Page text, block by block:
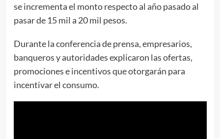
se incrementa el monto respecto al año pasado al
pasar de 15 mil a 20 mil pesos.
Durante la conferencia de prensa, empresarios,
banqueros y autoridades explicaron las ofertas,
promociones e incentivos que otorgarán para
incentivar el consumo.